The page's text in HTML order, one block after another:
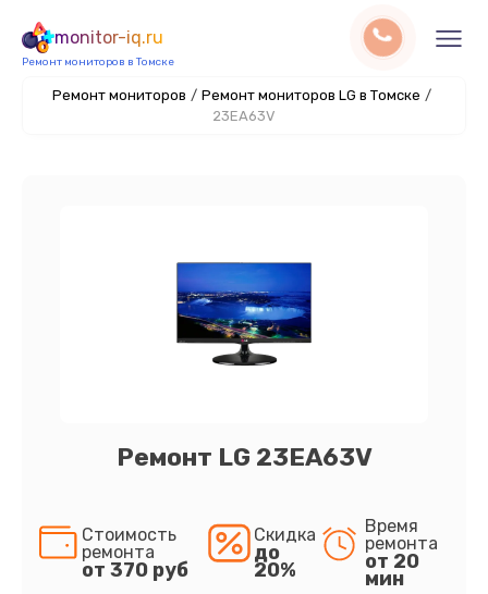
monitor-iq.ru
Ремонт мониторов в Томске
Ремонт мониторов / Ремонт мониторов LG в Томске /
23EA63V
Ремонт LG 23EA63V
Стоимость
ремонта
от 370 руб
Скидка
до
20%
Время
ремонта
от 20
мин